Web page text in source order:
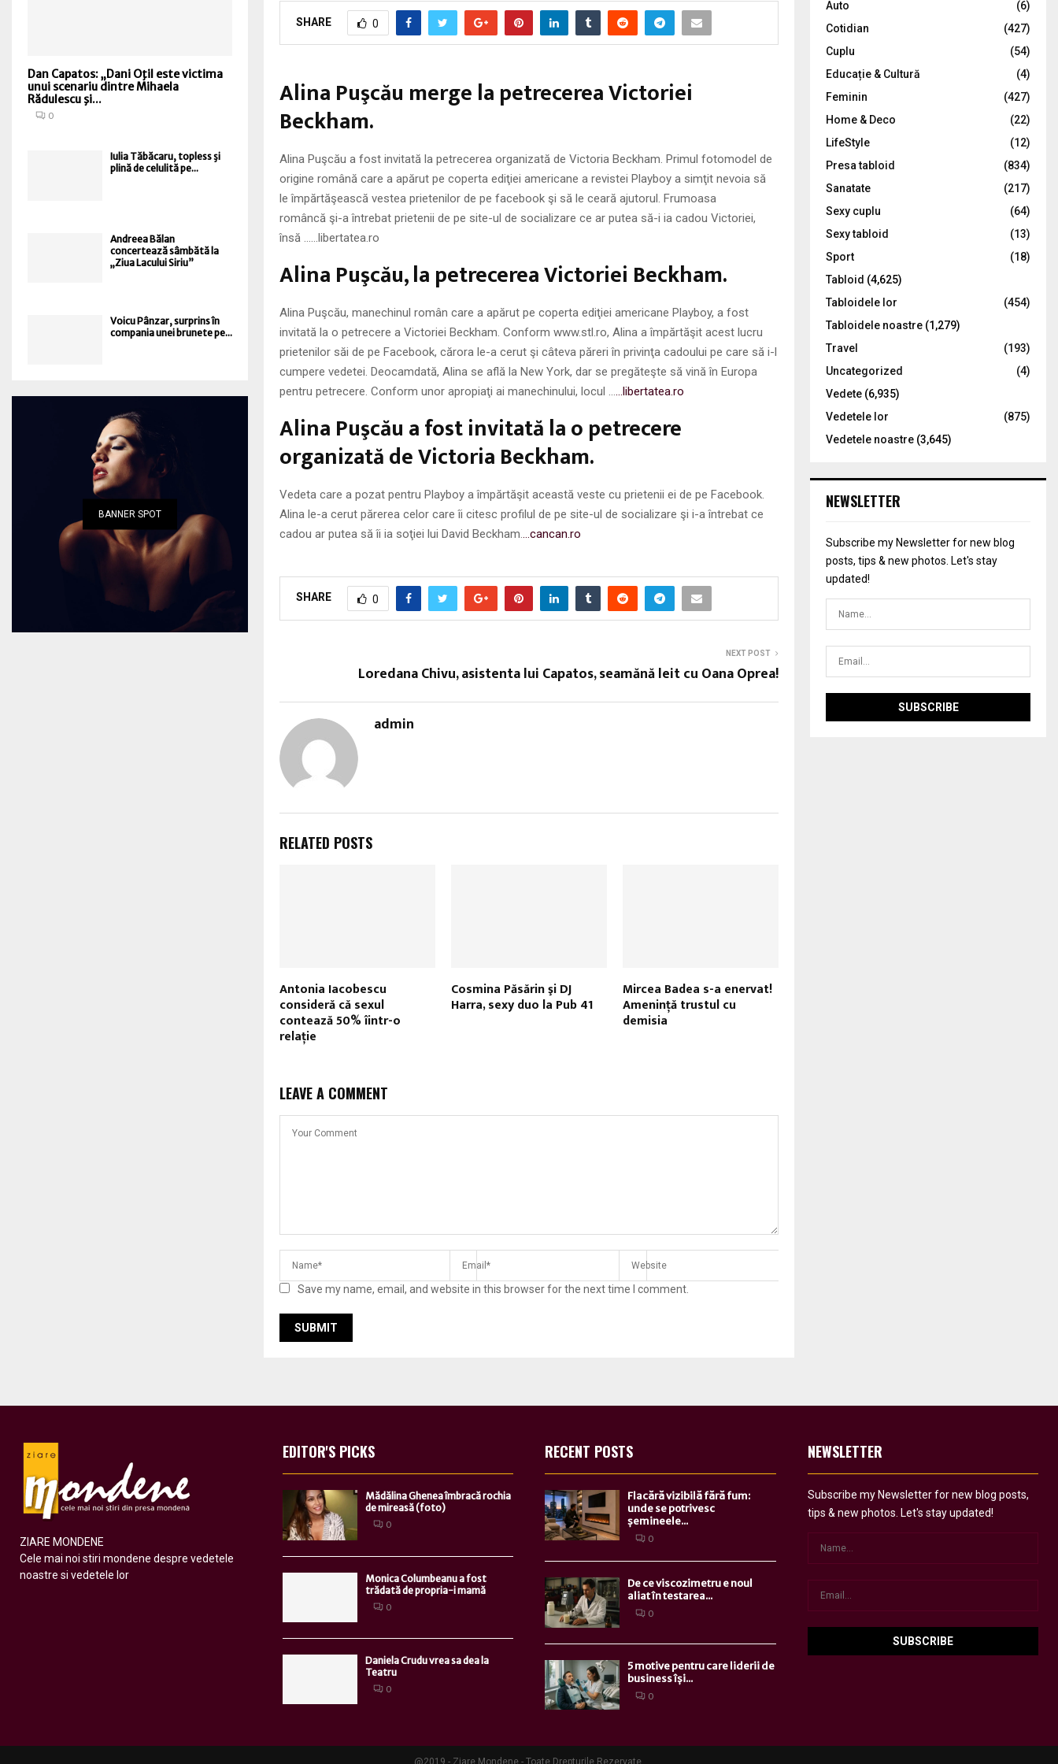
SHARE 0
Alina Puşcău merge la petrecerea Victoriei
Beckham.
Alina Puşcău a fost invitată la petrecerea organizată de Victoria Beckham. Primul fotomodel de
origine română care a apărut pe coperta ediţiei americane a revistei Playboy a simţit nevoia să
le împărtăşească vestea prietenilor de pe facebook şi să le ceară ajutorul. Frumoasa
româncă şi-a întrebat prietenii de pe site-ul de socializare ce ar putea să-i ia cadou Victoriei,
însă ……libertatea.ro
Alina Puşcău, la petrecerea Victoriei Beckham.
Alina Puşcău, manechinul român care a apărut pe coperta ediţiei americane Playboy, a fost
invitată la o petrecere a Victoriei Beckham. Conform www.stl.ro, Alina a împărtăşit acest lucru
prietenilor săi de pe Facebook, cărora le-a cerut şi câteva păreri în privinţa cadoului pe care să i-l
cumpere vedetei. Deocamdată, Alina se află la New York, dar se pregăteşte să vină în Europa
pentru petrecere. Conform unor apropiaţi ai manechinului, locul …
…libertatea.ro
Alina Puşcău a fost invitată la o petrecere
organizată de Victoria Beckham.
Vedeta care a pozat pentru Playboy a împărtăşit această veste cu prietenii ei de pe Facebook.
Alina le-a cerut părerea celor care îi citesc profilul de pe site-ul de socializare şi i-a întrebat ce
cadou ar putea să îi ia soţiei lui David Beckham.
…cancan.ro
SHARE 0
NEXT POST
Loredana Chivu, asistenta lui Capatos, seamănă leit cu Oana Oprea!
admin
RELATED POSTS
Antonia Iacobescu
consideră că sexul
contează 50% îintr-o
relaţie
Cosmina Păsărin şi DJ
Harra, sexy duo la Pub 41
Mircea Badea s-a enervat!
Ameninţă trustul cu
demisia
LEAVE A COMMENT
Save my name, email, and website in this browser for the next time I comment.
Dan Capatos: „Dani Oţil este victima
unui scenariu dintre Mihaela
Rădulescu şi...
0
Iulia Tăbăcaru, topless şi
plină de celulită pe...
Andreea Bălan
concertează sâmbătă la
„Ziua Lacului Siriu”
Voicu Pânzar, surprins în
compania unei brunete pe...
BANNER SPOT
:
C
Auto
(6)
Cotidian
(427)
Cuplu
(54)
Educație & Cultură
(4)
Feminin
(427)
Home & Deco
(22)
LifeStyle
(12)
Presa tabloid
(834)
Sanatate
(217)
Sexy cuplu
(64)
Sexy tabloid
(13)
Sport
(18)
Tabloid (4,625)
Tabloidele lor
(454)
Tabloidele noastre (1,279)
Travel
(193)
Uncategorized
(4)
Vedete (6,935)
Vedetele lor
(875)
Vedetele noastre (3,645)
NEWSLETTER
Subscribe my Newsletter for new blog
posts, tips & new photos. Let's stay
updated!
ZIARE MONDENE
Cele mai noi stiri mondene despre vedetele
noastre si vedetele lor
EDITOR'S PICKS
Mădălina Ghenea îmbracă rochia
de mireasă (foto)
0
Monica Columbeanu a fost
trădată de propria-i mamă
0
Daniela Crudu vrea sa dea la
Teatru
0
RECENT POSTS
Flacără vizibilă fără fum:
unde se potrivesc
șemineele...
0
De ce viscozimetru e noul
aliat în testarea...
0
5 motive pentru care liderii de
business își...
0
NEWSLETTER
Subscribe my Newsletter for new blog posts,
tips & new photos. Let's stay updated!
@2019 - Ziare Mondene - Toate Drepturile Rezervate.